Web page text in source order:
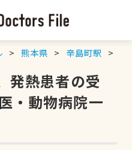
熊本県 辛島町駅
発熱患者の受
・動物病院一